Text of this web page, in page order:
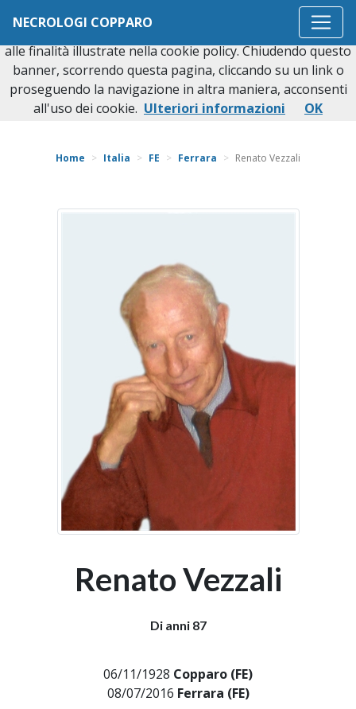
NECROLOGI COPPARO
Torna indietro
Home Italia FE Ferrara Renato Vezzali
Renato Vezzali
Di anni 87
06/11/1928 Copparo (FE)
08/07/2016 Ferrara (FE)
Questo sito o gli strumenti terzi da questo utilizzati si
avvalgono di cookie necessari al funzionamento ed utili
alle finalità illustrate nella cookie policy. Chiudendo questo
banner, scorrendo questa pagina, cliccando su un link o
proseguendo la navigazione in altra maniera, acconsenti
all'uso dei cookie. Ulteriori informazioni OK